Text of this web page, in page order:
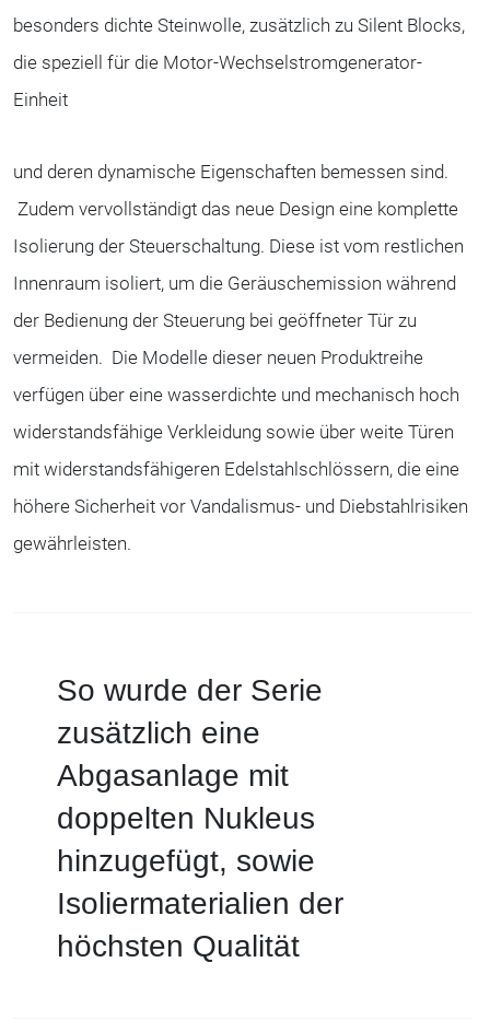
besonders dichte Steinwolle, zusätzlich zu Silent Blocks,
die speziell für die Motor-Wechselstromgenerator-
Einheit
und deren dynamische Eigenschaften bemessen sind.
Zudem vervollständigt das neue Design eine komplette
Isolierung der Steuerschaltung. Diese ist vom restlichen
Innenraum isoliert, um die Geräuschemission während
der Bedienung der Steuerung bei geöffneter Tür zu
vermeiden. Die Modelle dieser neuen Produktreihe
verfügen über eine wasserdichte und mechanisch hoch
widerstandsfähige Verkleidung sowie über weite Türen
mit widerstandsfähigeren Edelstahlschlössern, die eine
höhere Sicherheit vor Vandalismus- und Diebstahlrisiken
gewährleisten.
So wurde der Serie
zusätzlich eine
Abgasanlage mit
doppelten Nukleus
hinzugefügt, sowie
Isoliermaterialien der
höchsten Qualität